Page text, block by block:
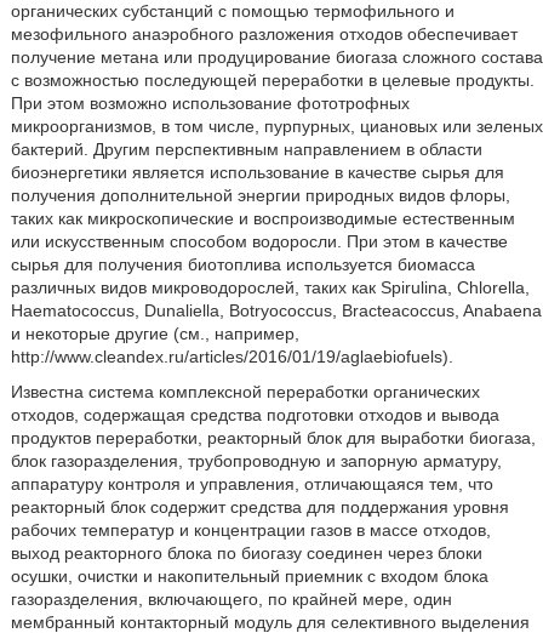
органических субстанций с помощью термофильного и
мезофильного анаэробного разложения отходов обеспечивает
получение метана или продуцирование биогаза сложного состава
с возможностью последующей переработки в целевые продукты.
При этом возможно использование фототрофных
микроорганизмов, в том числе, пурпурных, циановых или зеленых
бактерий. Другим перспективным направлением в области
биоэнергетики является использование в качестве сырья для
получения дополнительной энергии природных видов флоры,
таких как микроскопические и воспроизводимые естественным
или искусственным способом водоросли. При этом в качестве
сырья для получения биотоплива используется биомасса
различных видов микроводорослей, таких как Spirulina, Chlorella,
Haematococcus, Dunaliella, Botryococcus, Bracteacoccus, Anabaena
и некоторые другие (см., например,
http://www.cleandex.ru/articles/2016/01/19/aglaebiofuels).
Известна система комплексной переработки органических
отходов, содержащая средства подготовки отходов и вывода
продуктов переработки, реакторный блок для выработки биогаза,
блок газоразделения, трубопроводную и запорную арматуру,
аппаратуру контроля и управления, отличающаяся тем, что
реакторный блок содержит средства для поддержания уровня
рабочих температур и концентрации газов в массе отходов,
выход реакторного блока по биогазу соединен через блоки
осушки, очистки и накопительный приемник с входом блока
газоразделения, включающего, по крайней мере, один
мембранный контакторный модуль для селективного выделения